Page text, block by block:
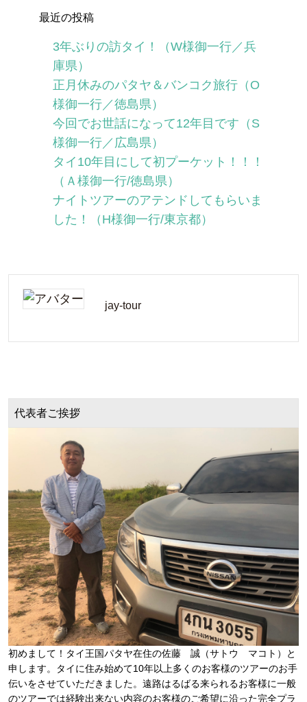
最近の投稿
3年ぶりの訪タイ！（W様御一行／兵
庫県）
正月休みのパタヤ＆バンコク旅行（O
様御一行／徳島県）
今回でお世話になって12年目です（S
様御一行／広島県）
タイ10年目にして初プーケット！！！
（Ａ様御一行/徳島県）
ナイトツアーのアテンドしてもらいま
した！（H様御一行/東京都）
jay-tour
代表者ご挨拶
初めまして！タイ王国パタヤ在住の佐藤 誠（サトウ マコト）と
申します。タイに住み始めて10年以上多くのお客様のツアーのお手
伝いをさせていただきました。遠路はるばる来られるお客様に一般
のツアーでは経験出来ない内容のお客様のご希望に沿った完全プラ